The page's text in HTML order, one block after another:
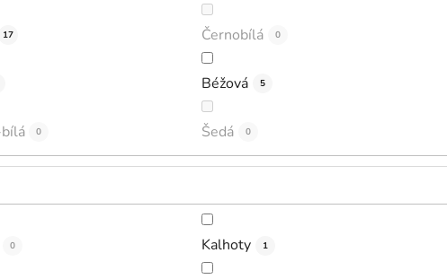
17 Černobílá 0
Béžová 5
0 Šedá 0
0 Kalhoty 1